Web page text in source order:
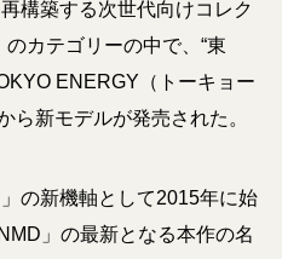
構築する次世代向けコレク
カテゴリーの中で、“東
ENERGY（トーキョー
ら新モデルが発売された。
の新機軸として2015年に始
」の最新となる本作の名